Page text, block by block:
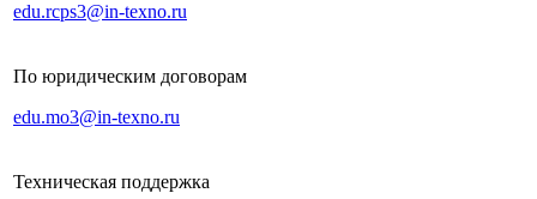
edu.rcps3@in-texno.ru
По юридическим договорам
edu.mo3@in-texno.ru
Техническая поддержка